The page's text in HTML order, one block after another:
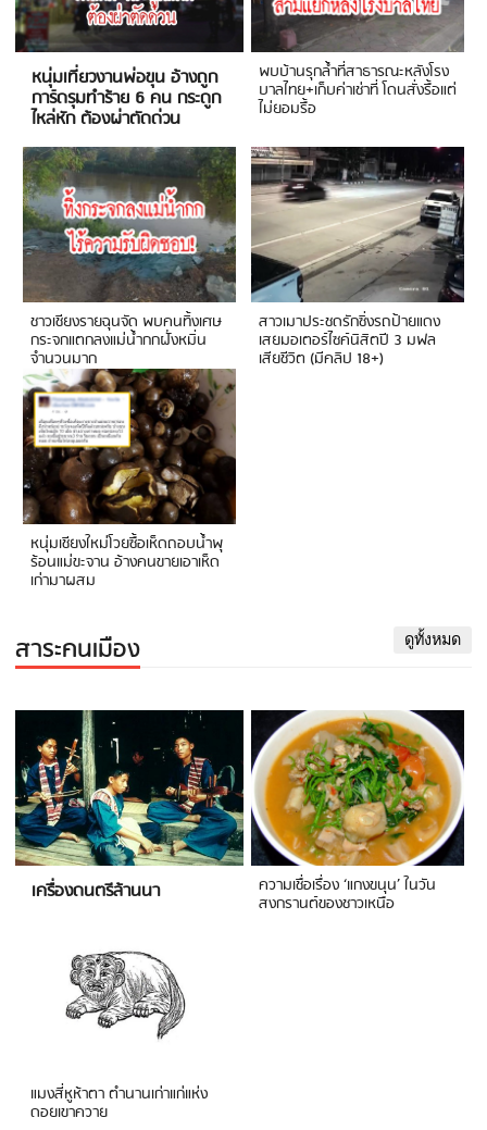
หนุ่มเที่ยวงานพ่อขุน อ้างถูก
การ์ดรุมทำร้าย 6 คน กระดูก
ไหล่หัก ต้องผ่าตัดด่วน
พบบ้านรุกล้ำที่สาธารณะหลังโรง
บาลไทย+เก็บค่าเช่าที่ โดนสั่งรื้อแต่
ไม่ยอมรื้อ
ชาวเชียงรายฉุนจัด พบคนทิ้งเศษ
กระจกแตกลงแม่น้ำกกฝั่งหมิ่น
จำนวนมาก
สาวเมาประชดรักซิ่งรถป้ายแดง
เสยมอเตอร์ไซค์นิสิตปี 3 มฟล
เสียชีวิต (มีคลิป 18+)
หนุ่มเชียงใหม่โวยซื้อเห็ดถอบน้ำพุ
ร้อนแม่ขะจาน อ้างคนขายเอาเห็ด
เก่ามาผสม
สาระคนเมือง ดูทั้งหมด
เครื่องดนตรีล้านนา ความเชื่อเรื่อง ‘แกงขนุน’ ในวัน
สงกรานต์ของชาวเหนือ
แมงสี่หูห้าตา ตำนานเก่าแก่แห่ง
ดอยเขาควาย